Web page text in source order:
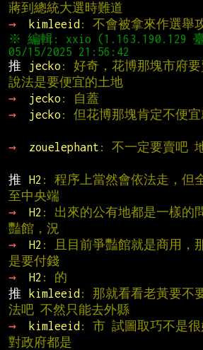
蔣到總統大選時難道
→
kimleeid : 不會被拿來作選舉
※ 編輯: xxio (1.163.190.129
推
jecko : 好奇，花博那塊市府
說法是要便宜的土地
→
jecko : 自蓋
→
jecko : 但花博那塊肯定不便宜
→
zouelephant : 不一定要賣吧
推
H2 : 程序上當然會依法走，但
至中央端
→
H2 : 出來的公有地都是一樣的
豔館，況
→
H2 : 且目前爭豔館就是商用，
是要付錢
→
H2 : 的
推
kimleeid : 那就看看老黃要不
法吧 不然只能去外縣
→
kimleeid : 市 試圖取巧不是
對政府都是